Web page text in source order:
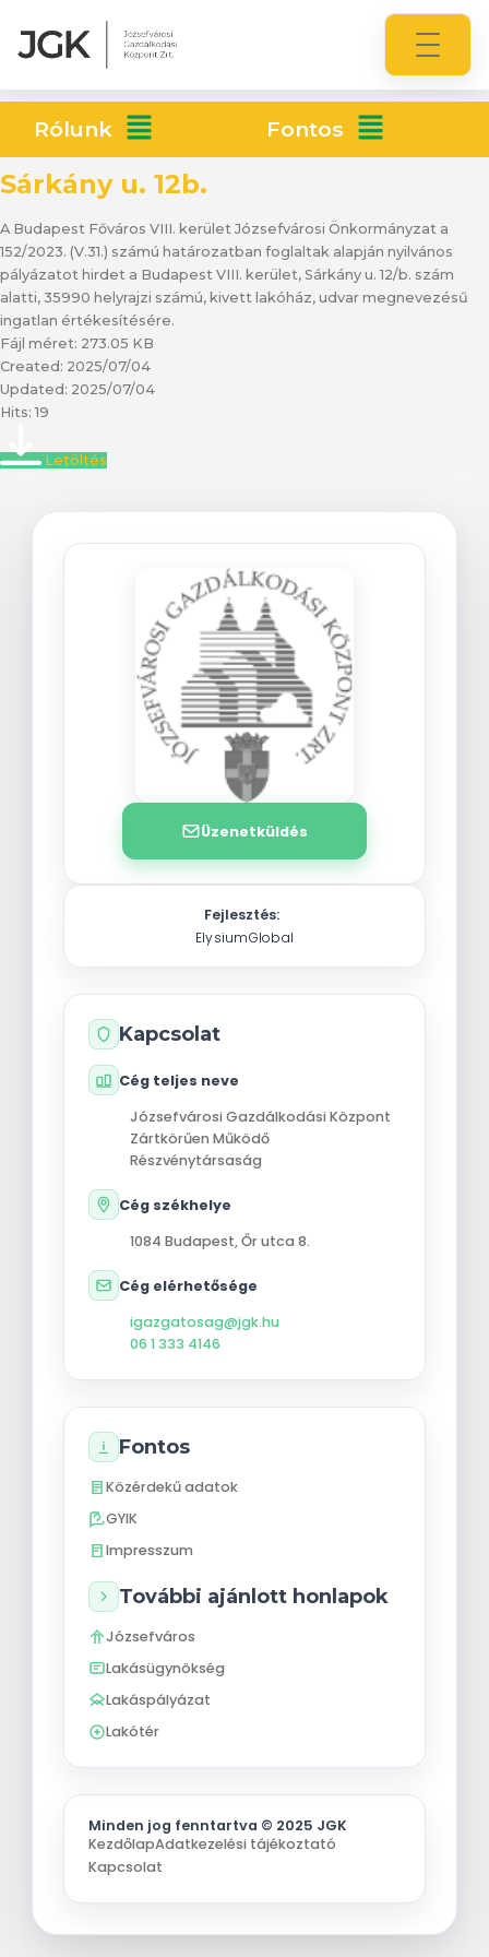
Rólunk Fontos
Sárkány u. 12b.
A Budapest Főváros VIII. kerület Józsefvárosi Önkormányzat a
152/2023. (V.31.) számú határozatban foglaltak alapján nyilvános
pályázatot hirdet a Budapest VIII. kerület, Sárkány u. 12/b. szám
alatti, 35990 helyrajzi számú, kivett lakóház, udvar megnevezésű
ingatlan értékesítésére.
Fájl méret: 273.05 KB
Created: 2025/07/04
Updated: 2025/07/04
Hits: 19
Letöltés
Üzenetküldés
Fejlesztés:
ElysiumGlobal
Kapcsolat
Cég teljes neve
Józsefvárosi Gazdálkodási Központ
Zártkörűen Működő
Részvénytársaság
Cég székhelye
1084 Budapest,Őr utca 8.
Cég elérhetősége
igazgatosag@jgk.hu
06 1 333 4146
Fontos
Közérdekű adatok
GYIK
Impresszum
További ajánlott honlapok
Józsefváros
Lakásügynökség
Lakáspályázat
Lakótér
Minden jog fenntartva © 2025 JGK
KezdőlapAdatkezelési tájékoztató
Kapcsolat